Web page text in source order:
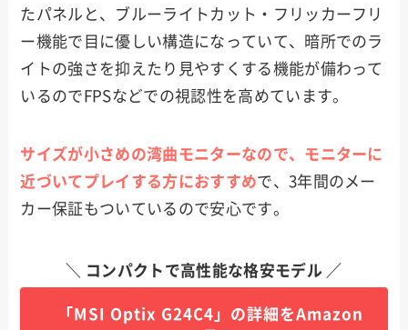
たパネルと、ブルーライトカット・フリッカーフリ
ー機能で目に優しい構造になっていて、暗所でのラ
イトの強さを抑えたり見やすくする機能が備わって
いるのでFPSなどでの視認性を高めています。
サイズが小さめの湾曲モニターなので、モニターに
近づいてプレイする方におすすめで、3年間のメー
カー保証もついているので安心です。
＼ コンパクトで高性能な格安モデル ／
「MSI Optix G24C4」の詳細をAmazon